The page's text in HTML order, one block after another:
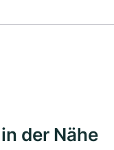
der Nähe